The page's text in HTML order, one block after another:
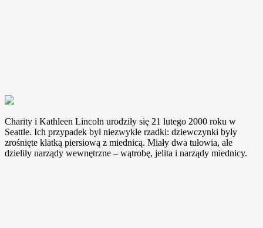
Charity i Kathleen Lincoln urodziły się 21 lutego 2000 roku w
Seattle. Ich przypadek był niezwykle rzadki: dziewczynki były
zrośnięte klatką piersiową z miednicą. Miały dwa tułowia, ale
dzieliły narządy wewnętrzne – wątrobę, jelita i narządy miednicy.